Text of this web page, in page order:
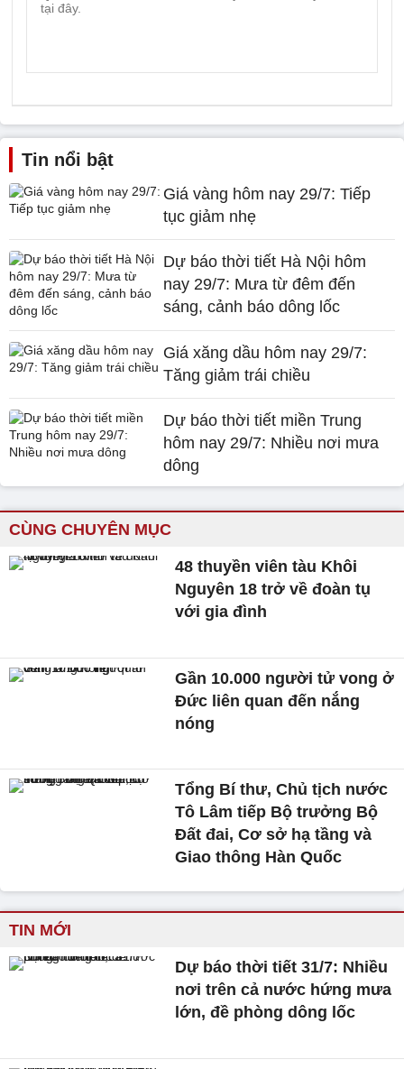
Tin nổi bật
Giá vàng hôm nay 29/7: Tiếp
tục giảm nhẹ
Dự báo thời tiết Hà Nội hôm
nay 29/7: Mưa từ đêm đến
sáng, cảnh báo dông lốc
Giá xăng dầu hôm nay 29/7:
Tăng giảm trái chiều
Dự báo thời tiết miền Trung
hôm nay 29/7: Nhiều nơi mưa
dông
CÙNG CHUYÊN MỤC
48 thuyền viên tàu Khôi
Nguyên 18 trở về đoàn tụ
với gia đình
Gần 10.000 người tử vong ở
Đức liên quan đến nắng
nóng
Tổng Bí thư, Chủ tịch nước
Tô Lâm tiếp Bộ trưởng Bộ
Đất đai, Cơ sở hạ tầng và
Giao thông Hàn Quốc
TIN MỚI
Dự báo thời tiết 31/7: Nhiều
nơi trên cả nước hứng mưa
lớn, đề phòng dông lốc